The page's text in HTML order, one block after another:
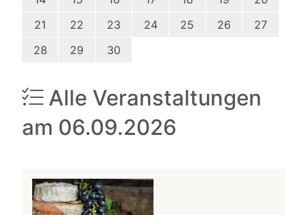
21
22 23 24 25 26
27
28
29 30
Alle Veranstaltungen
am 06.09.2026